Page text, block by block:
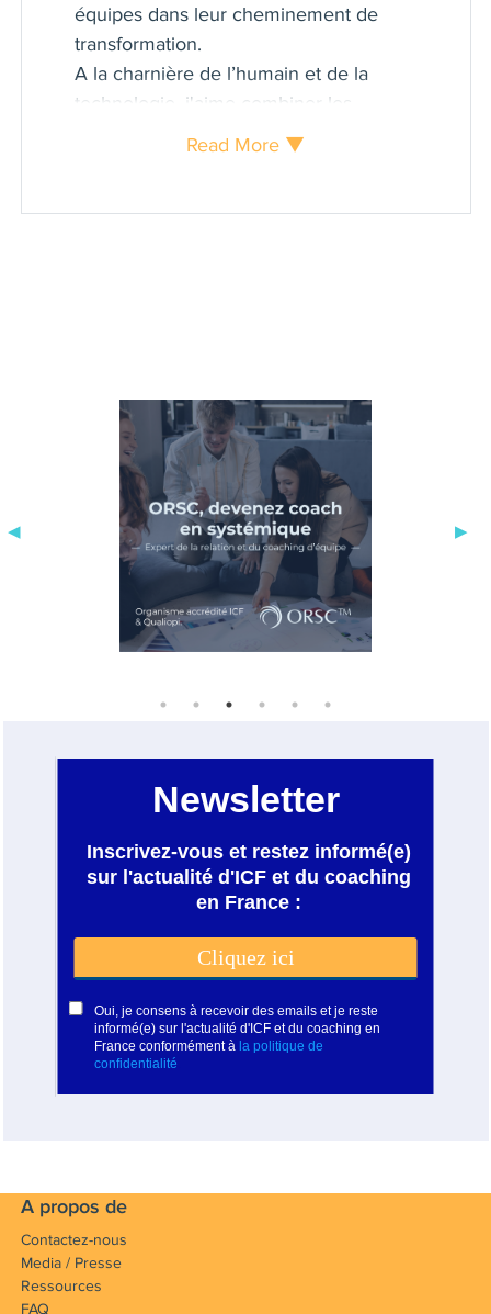
équipes dans leur cheminement de
transformation.
A la charnière de l’humain et de la
technologie, j'aime combiner les
modalités digitales et humaines pour
Mes clients disent de moi " je suis
Read More ▼
A propos de
Contactez-nous
Media / Presse
Ressources
FAQ